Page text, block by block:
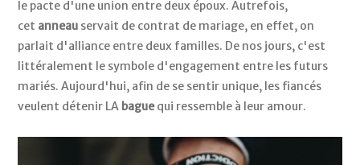
le pacte d'une union entre deux époux. Autrefois,
cet anneau servait de contrat de mariage, en effet, on
parlait d'alliance entre deux familles. De nos jours, c'est
littéralement le symbole d'engagement entre les futurs
mariés. Aujourd'hui, afin de se sentir unique, les fiancés
veulent détenir LA baguequi ressemble à leur amour.